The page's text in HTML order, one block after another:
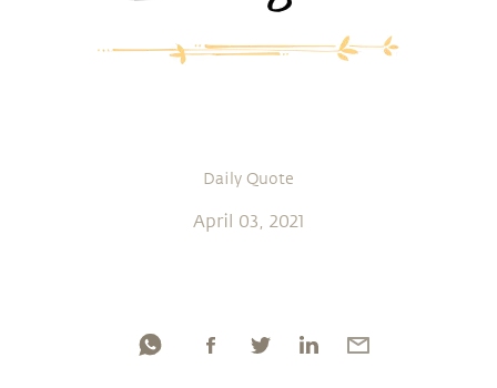
Daily Quote
April 03, 2021